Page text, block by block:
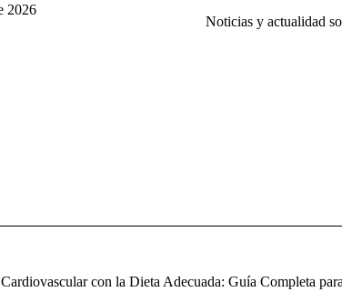
2026
Noticias y actualidad
con la Dieta Adecuada: Guía Completa